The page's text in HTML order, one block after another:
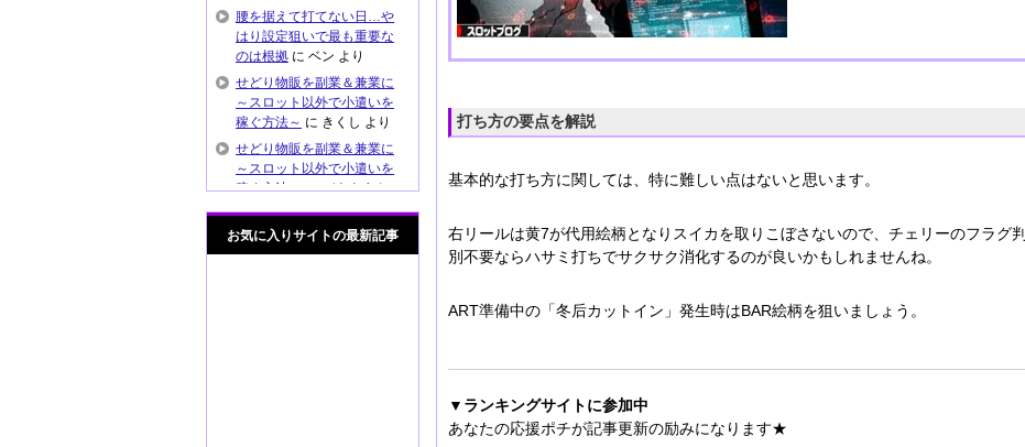
打ち方の要点を解説
基本的な打ち方に関しては、特に難しい点はないと思います。
右リールは黄7が代用絵柄となりスイカを取りこぼさないので、チェリーのフラグ判
別不要ならハサミ打ちでサクサク消化するのが良いかもしれませんね。
ART準備中の「冬后カットイン」発生時はBAR絵柄を狙いましょう。
▼ランキングサイトに参加中
あなたの応援ポチが記事更新の励みになります★
腰を据えて打てない日…や
はり設定狙いで最も重要な
のは根拠 に ベン より
せどり物販を副業＆兼業に
～スロット以外で小遣いを
稼ぐ方法～ に きくし より
せどり物販を副業＆兼業に
～スロット以外で小遣いを
稼ぐ方法～にバナナまん
より
これぞ元プロの技？出戻り
推測がハマってマイジャグ
お気に入りサイトの最新記事